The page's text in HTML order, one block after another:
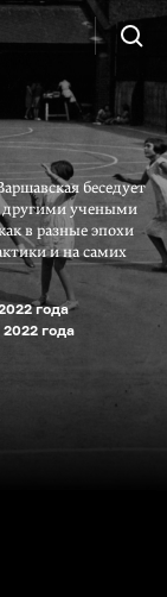
беседует
другими учеными
в разные эпохи
и на самих
года
года